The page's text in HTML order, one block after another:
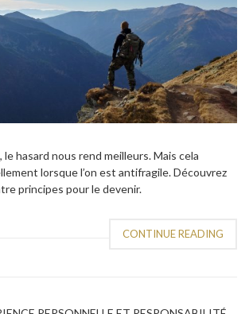
le hasard nous rend meilleurs. Mais cela
lorsque l’on est antifragile. Découvrez
principes pour le devenir.
CONTINUE READING